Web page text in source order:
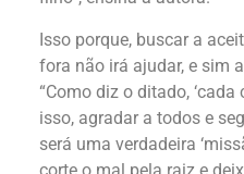
Isso porque, buscar a
fora não irá ajudar, e sim
“Como diz o ditado, ‘cada
isso, agradar a todos e
será uma verdadeira
corte o mal pela raiz e